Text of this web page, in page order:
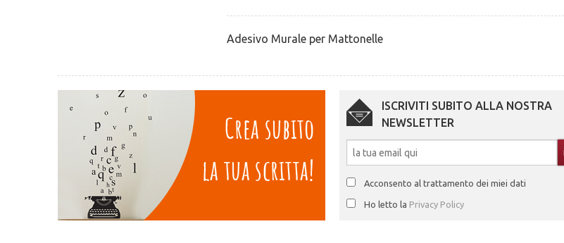
Adesivo Murale per Mattonelle
ISCRIVITI SUBITO ALLA NOSTRA
NEWSLETTER
Acconsento al trattamento dei miei dati
Ho letto la Privacy Policy